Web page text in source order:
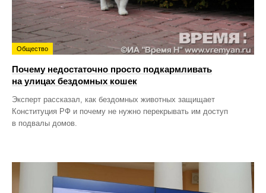
Общество
Почему недостаточно просто подкармливать
на улицах бездомных кошек
Эксперт рассказал, как бездомных животных защищает
Конституция РФ и почему не нужно перекрывать им доступ
в подвалы домов.